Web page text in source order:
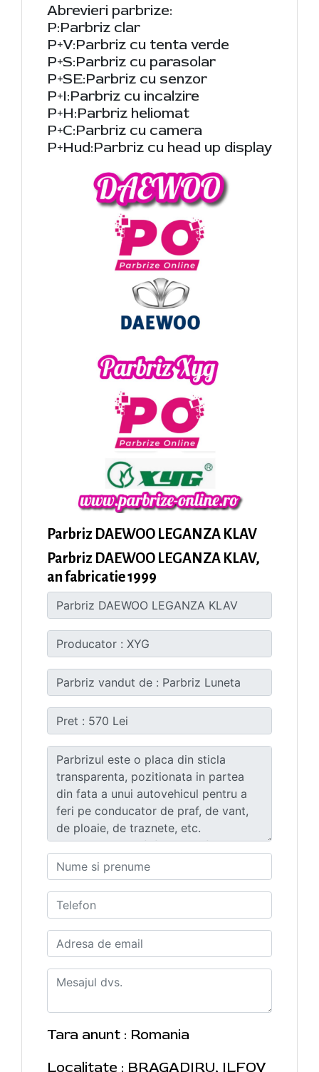
Abrevieri parbrize:
P:Parbriz clar
P+V:Parbriz cu tenta verde
P+S:Parbriz cu parasolar
P+SE:Parbriz cu senzor
P+I:Parbriz cu incalzire
P+H:Parbriz heliomat
P+C:Parbriz cu camera
P+Hud:Parbriz cu head up display
Parbriz DAEWOO LEGANZA KLAV
Parbriz DAEWOO LEGANZA KLAV,
an fabricatie 1999
Tara anunt : Romania
Localitate : BRAGADIRU, ILFOV